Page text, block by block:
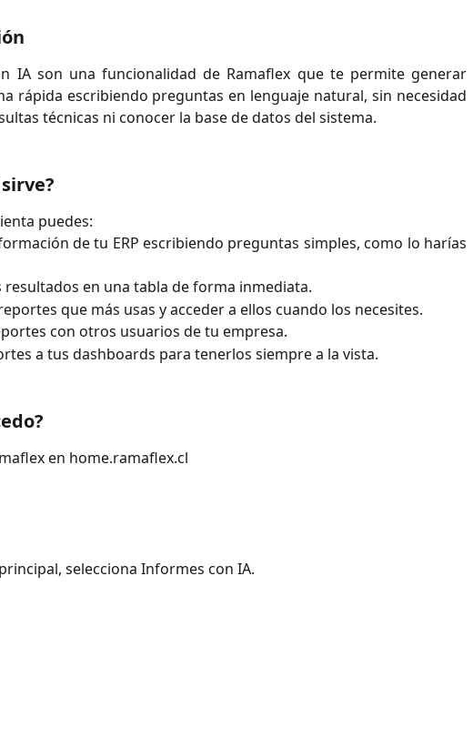
IA son una funcionalidad de Ramaflex que te permite generar
rápida escribiendo preguntas en lenguaje natural, sin necesidad
técnicas ni conocer la base de datos del sistema.
puedes:
de tu ERP escribiendo preguntas simples, como lo harías
resultados en una tabla de forma inmediata.
que más usas y acceder a ellos cuando los necesites.
con otros usuarios de tu empresa.
a tus dashboards para tenerlos siempre a la vista.
en home.ramaflex.cl
selecciona Informes con IA.